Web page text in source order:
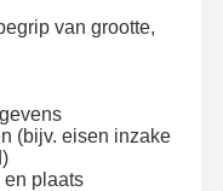
van grootte,
(bijv. eisen inzake
plaats